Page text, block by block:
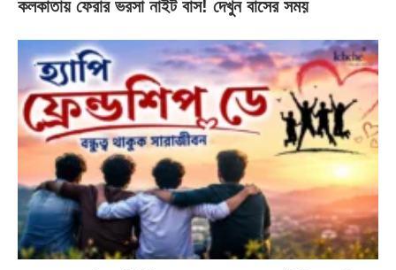
কলকাতায় ফেরার ভরসা নাইট বাস! দেখুন বাসের সময়